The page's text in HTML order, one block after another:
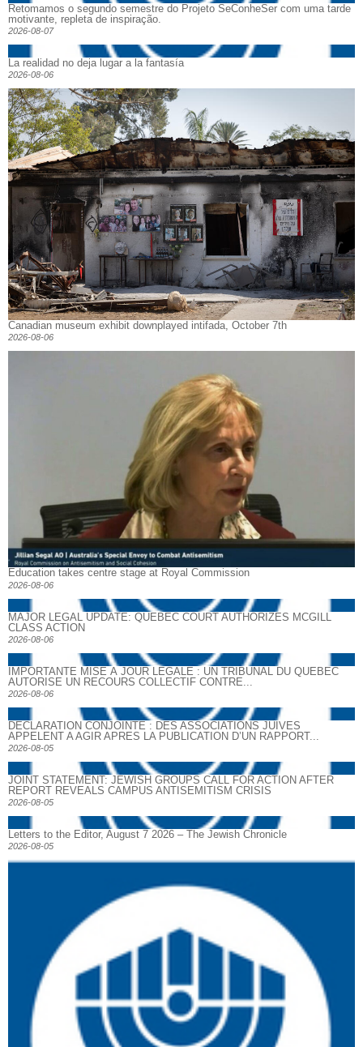
Retomamos o segundo semestre do Projeto SeConheSer com uma tarde
motivante, repleta de inspiração.
2026-08-07
La realidad no deja lugar a la fantasía
2026-08-06
Canadian museum exhibit downplayed intifada, October 7th
2026-08-06
Education takes centre stage at Royal Commission
2026-08-06
MAJOR LEGAL UPDATE: QUEBEC COURT AUTHORIZES MCGILL
CLASS ACTION
2026-08-06
IMPORTANTE MISE À JOUR LÉGALE : UN TRIBUNAL DU QUÉBEC
AUTORISE UN RECOURS COLLECTIF CONTRE...
2026-08-06
DECLARATION CONJOINTE : DES ASSOCIATIONS JUIVES
APPELENT A AGIR APRES LA PUBLICATION D’UN RAPPORT...
2026-08-05
JOINT STATEMENT: JEWISH GROUPS CALL FOR ACTION AFTER
REPORT REVEALS CAMPUS ANTISEMITISM CRISIS
2026-08-05
Letters to the Editor, August 7 2026 – The Jewish Chronicle
2026-08-05